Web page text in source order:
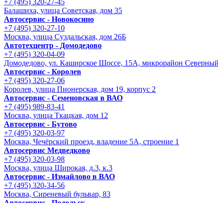
+7 (495) 320-27-45
Балашиха, улица Советская, дом 35
Автосервис - Новокосино
+7 (495) 320-27-10
Москва, улица Суздальская, дом 26Б
Автотехцентр - Домодедово
+7 (495) 320-04-09
Домодедово, ул. Каширское Шоссе, 15А, микрорайон
Автосервис - Королев
+7 (495) 320-27-06
Королев, улица Пионерская, дом 19, корпус 2
Автосервис - Семеновская в ВАО
+7 (495) 989-83-41
Москва, улица Ткацкая, дом 12
Автосервис - Бутово
+7 (495) 320-03-97
Москва, Чечёрский проезд, владение 5А, строение 1
Автосервис Медведково
+7 (495) 320-03-98
Москва, улица Широкая, д.3, к.3
Автосервис - Измайлово в ВАО
+7 (495) 320-34-56
Москва, Сиреневый бульвар, 83